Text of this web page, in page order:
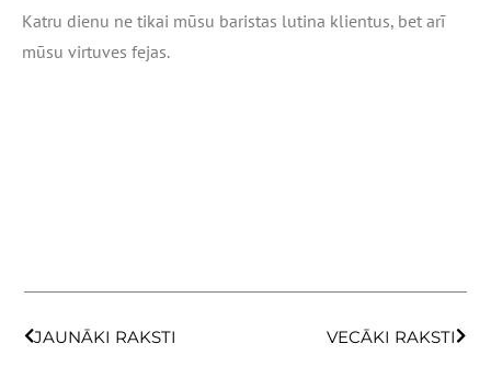
Katru dienu ne tikai mūsu baristas lutina klientus, bet arī
mūsu virtuves fejas.
JAUNĀKI RAKSTI VECĀKI RAKSTI